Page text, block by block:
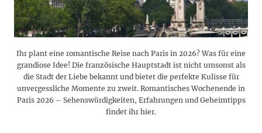
Ihr plant eine romantische Reise nach Paris in 2026? Was für eine
grandiose Idee! Die französische Hauptstadt ist nicht umsonst als
die Stadt der Liebe bekannt und bietet die perfekte Kulisse für
unvergessliche Momente zu zweit. Romantisches Wochenende in
Paris 2026 – Sehenswürdigkeiten, Erfahrungen und Geheimtipps
findet ihr hier.